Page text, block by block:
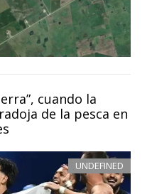
cuando la
de la pesca en
UNDEFINED